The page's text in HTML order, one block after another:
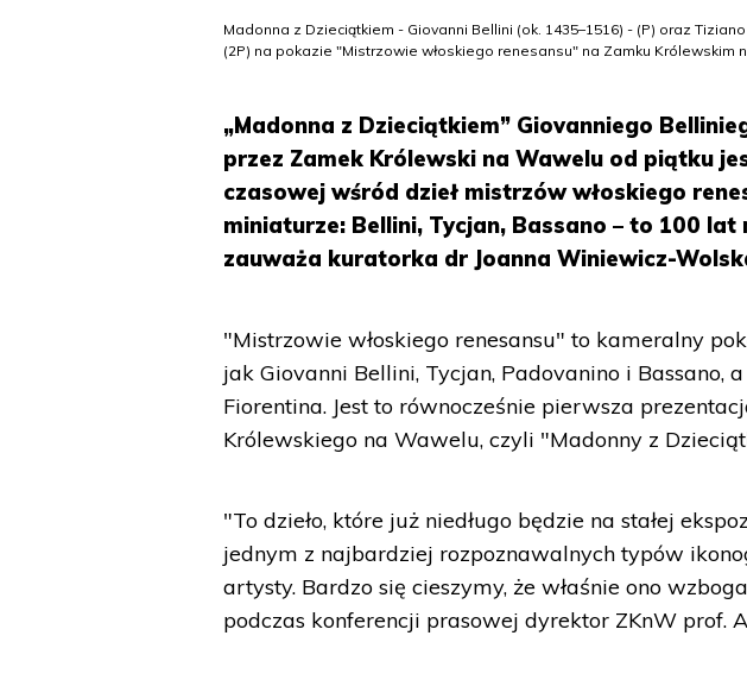
Madonna z Dzieciątkiem - Giovanni Bellini (ok. 1435–1516) - (P) oraz
(2P) na pokazie "Mistrzowie włoskiego renesansu" na Zamku Królewskim
„Madonna z Dzieciątkiem” Giovanniego
przez Zamek Królewski na Wawelu od piątku
czasowej wśród dzieł mistrzów włoskiego
miniaturze: Bellini, Tycjan, Bassano – to 100
zauważa kuratorka dr Joanna Winiewicz-
"Mistrzowie włoskiego renesansu" to kameralny
jak Giovanni Bellini, Tycjan, Padovanino i Bassano,
Fiorentina. Jest to równocześnie pierwsza
Królewskiego na Wawelu, czyli "Madonny z
"To dzieło, które już niedługo będzie na stałej
jednym z najbardziej rozpoznawalnych typów
artysty. Bardzo się cieszymy, że właśnie ono
podczas konferencji prasowej dyrektor ZKnW prof.